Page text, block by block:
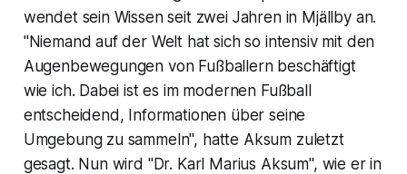
wendet sein Wissen seit zwei Jahren in Mjällby an.
"Niemand auf der Welt hat sich so intensiv mit den
Augenbewegungen von Fußballern beschäftigt
wie ich. Dabei ist es im modernen Fußball
entscheidend, Informationen über seine
Umgebung zu sammeln", hatte Aksum zuletzt
gesagt. Nun wird "Dr. Karl Marius Aksum", wie er in